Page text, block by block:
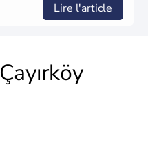
Lire l'article
Çayırköy